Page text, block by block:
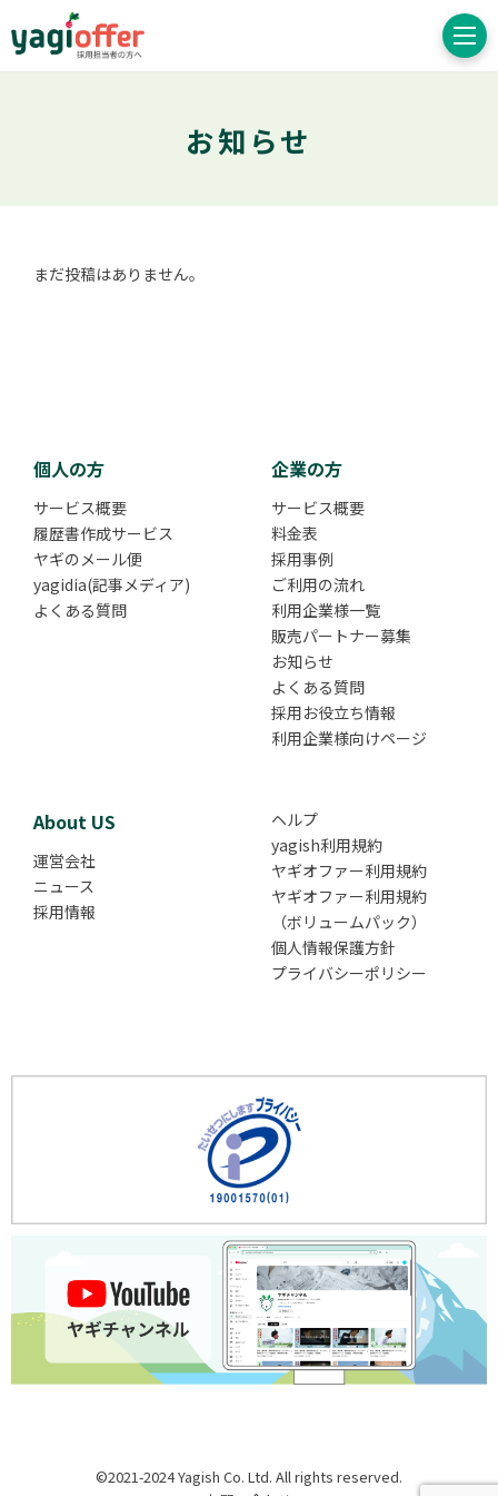
お知らせ
まだ投稿はありません。
個人の方
サービス概要
履歴書作成サービス
ヤギのメール便
yagidia(記事メディア)
よくある質問
企業の方
サービス概要
料金表
採用事例
ご利用の流れ
利用企業様一覧
販売パートナー募集
お知らせ
よくある質問
採用お役立ち情報
利用企業様向けページ
About US
運営会社
ニュース
採用情報
ヘルプ
yagish利用規約
ヤギオファー利用規約
ヤギオファー利用規約
（ボリュームパック）
個人情報保護方針
プライバシーポリシー
©2021-2024 Yagish Co. Ltd. All rights reserved.